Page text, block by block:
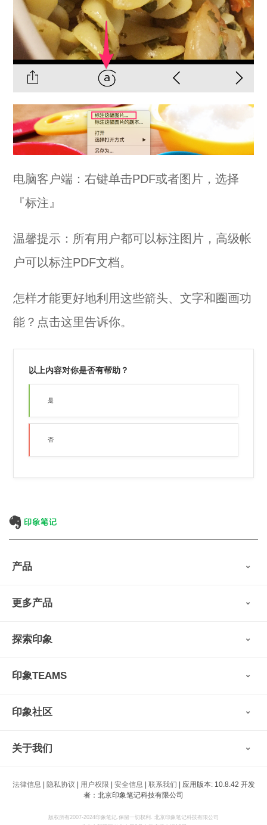
电脑客户端：右键单击PDF或者图片，选择
『标注』
温馨提示：所有用户都可以标注图片，高级帐
户可以标注PDF文档。
怎样才能更好地利用这些箭头、文字和圈画功
能？点击这里告诉你。
以上内容对你是否有帮助？
是
否
产品
会员权益
印象笔记·剪藏
更多产品
印象图记
墨笔
扫描宝
收藏家
探索印象
用户故事
视频教程
帮助支持
智能硬件
印象TEAMS
申请试用
印象社区
印象大使
关于我们
印象生态
法律信息 | 隐私协议 | 用户权限 | 安全信息 | 联系我们 | 应用版本: 10.8.42 开发
者：北京印象笔记科技有限公司
版权所有2007-2024印象笔记.保留一切权利. 北京印象笔记科技有限公司